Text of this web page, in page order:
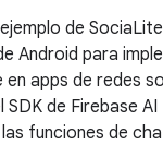
de
Android para
en apps de redes
SDK de Firebase
funciones de